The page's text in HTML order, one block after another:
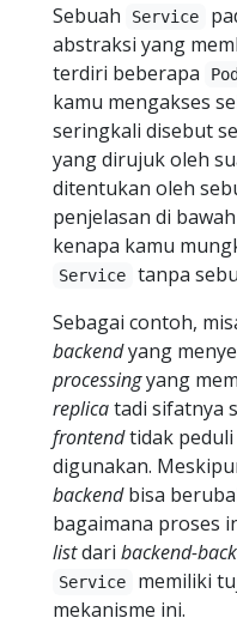
Sebuah
Service
abstraksi yang
terdiri beberapa
Pod
kamu mengakses
seringkali disebut
yang dirujuk oleh
ditentukan oleh
penjelasan di
kenapa kamu
Service tanpa
Sebagai contoh,
backendyang
processingyang
replicatadi sifatnya
frontendtidak peduli
digunakan.
backendbisa
bagaimana proses
listdari backend-
Service memiliki
mekanisme ini.